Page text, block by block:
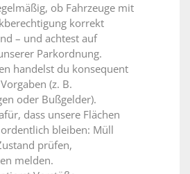
ob Fahrzeuge mit
korrekt
– und achtest auf
Parkordnung.
handelst du konsequent
(z. B.
oder Bußgelder).
dass unsere Flächen
bleiben: Müll
prüfen,
melden.